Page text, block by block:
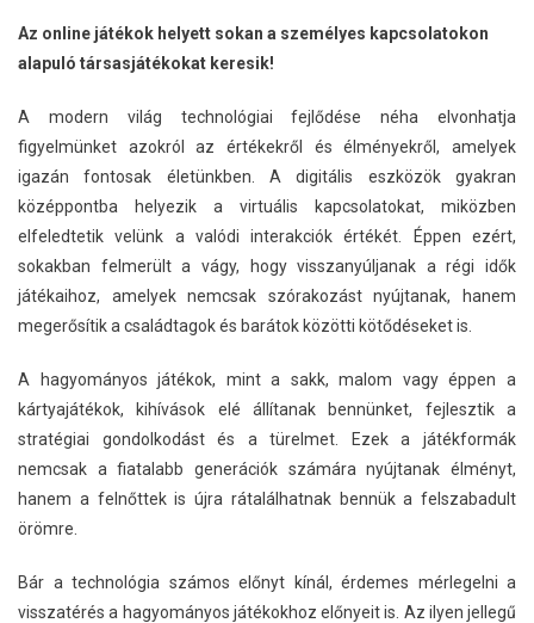
Az online játékok helyett sokan a személyes kapcsolatokon
alapuló társasjátékokat keresik!
A modern világ technológiai fejlődése néha elvonhatja
figyelmünket azokról az értékekről és élményekről, amelyek
igazán fontosak életünkben. A digitális eszközök gyakran
középpontba helyezik a virtuális kapcsolatokat, miközben
elfeledtetik velünk a valódi interakciók értékét. Éppen ezért,
sokakban felmerült a vágy, hogy visszanyúljanak a régi idők
játékaihoz, amelyek nemcsak szórakozást nyújtanak, hanem
megerősítik a családtagok és barátok közötti kötődéseket is.
A hagyományos játékok, mint a sakk, malom vagy éppen a
kártyajátékok, kihívások elé állítanak bennünket, fejlesztik a
stratégiai gondolkodást és a türelmet. Ezek a játékformák
nemcsak a fiatalabb generációk számára nyújtanak élményt,
hanem a felnőttek is újra rátalálhatnak bennük a felszabadult
örömre.
Bár a technológia számos előnyt kínál, érdemes mérlegelni a
visszatérés a hagyományos játékokhoz előnyeit is. Az ilyen jellegű